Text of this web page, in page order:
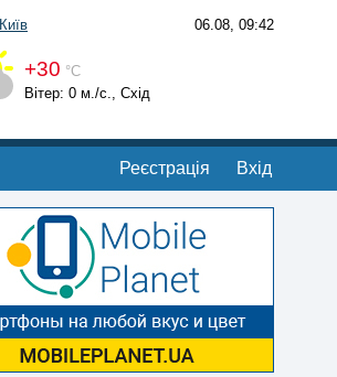
Київ 06.08, 09:42
+30 °С
Вітер: 0 м./с., Схід
Реєстрація Вхід